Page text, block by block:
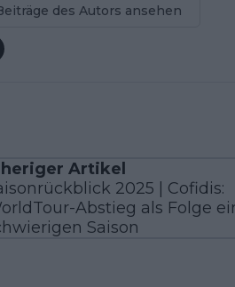
des Autors ansehen
Artikel
2025 | Cofidis:
Abstieg als Folge
Saison